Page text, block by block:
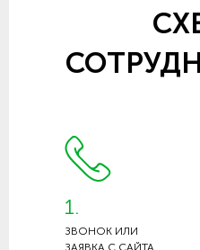
1.
ЗВОНОК ИЛИ
ЗАЯВКА С САЙТА